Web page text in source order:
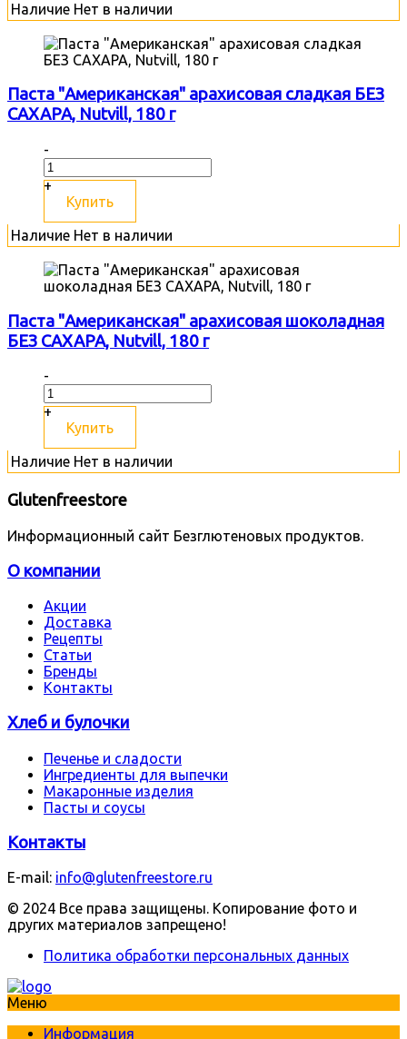
Наличие Нет в наличии
Паста "Американская" арахисовая сладкая БЕЗ
САХАРА, Nutvill, 180 г
-
+
Купить
Наличие Нет в наличии
Паста "Американская" арахисовая шоколадная
БЕЗ САХАРА, Nutvill, 180 г
-
+
Купить
Наличие Нет в наличии
Glutenfreestore
Информационный сайт Безглютеновых продуктов.
О компании
Акции
Доставка
Рецепты
Статьи
Бренды
Контакты
Хлеб и булочки
Печенье и сладости
Ингредиенты для выпечки
Макаронные изделия
Пасты и соусы
Контакты
E-mail: info@glutenfreestore.ru
© 2024 Все права защищены. Копирование фото и
других материалов запрещено!
Политика обработки персональных данных
Меню
Информация